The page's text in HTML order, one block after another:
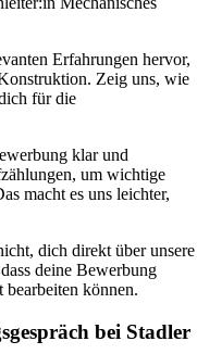
Erfahrungen hervor,
Zeig uns, wie
für die
klar und
um wichtige
macht es uns leichter,
dich direkt über unsere
deine Bewerbung
können.
bei Stadler